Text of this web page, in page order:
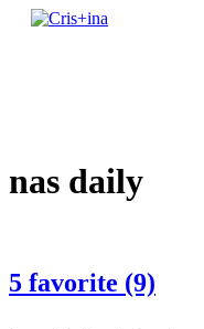
Skip
nas daily
5 favorite (9)